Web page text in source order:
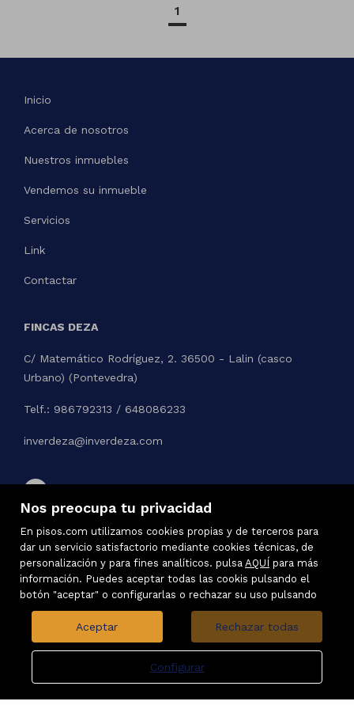
Nos preocupa tu privacidad
En pisos.com utilizamos cookies propias y de terceros para
dar un servicio satisfactorio mediante cookies técnicas, de
personalización y para fines analíticos. pulsa AQUÍ para más
información. Puedes aceptar todas las cookis pulsando el
botón "aceptar" o configurarlas o rechazar su uso pulsando
Aceptar Rechazar todas
Configurar
1
Inicio
Acerca de nosotros
Nuestros inmuebles
Vendemos su inmueble
Servicios
Link
Contactar
FINCAS DEZA
C/ Matemático Rodríguez, 2. 36500 - Lalin (casco
Urbano) (Pontevedra)
Telf.: 986792313 / 648086233
inverdeza@inverdeza.com